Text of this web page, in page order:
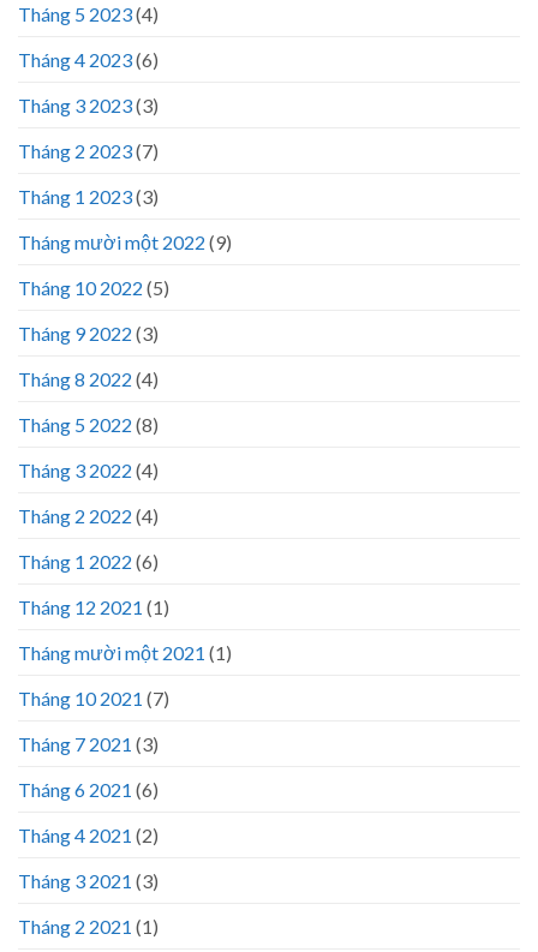
Tháng 5 2023(4)
Tháng 4 2023(6)
Tháng 3 2023(3)
Tháng 2 2023(7)
Tháng 1 2023(3)
Tháng mười một 2022 (9)
Tháng 10 2022 (5)
Tháng 9 2022 (3)
Tháng 8 2022 (4)
Tháng 5 2022 (8)
Tháng 3 2022 (4)
Tháng 2 2022 (4)
Tháng 1 2022 (6)
Tháng 12 2021 (1)
Tháng mười một 2021 (1)
Tháng 10 2021 (7)
Tháng 7 2021 (3)
Tháng 6 2021 (6)
Tháng 4 2021 (2)
Tháng 3 2021 (3)
Tháng 2 2021 (1)